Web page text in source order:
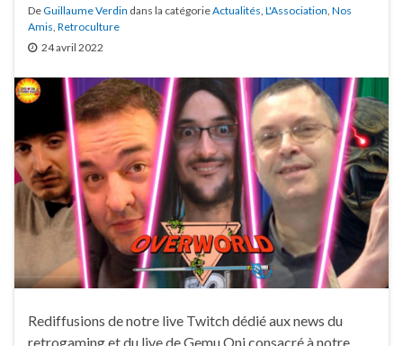
DeGuillaume Verdin dans la catégorieActualités, L'Association, Nos
Amis, Retroculture
24 avril 2022
Rediffusions de notre live Twitch dédié aux news du
retrogaming et du live de Gemu Oni consacré à notre